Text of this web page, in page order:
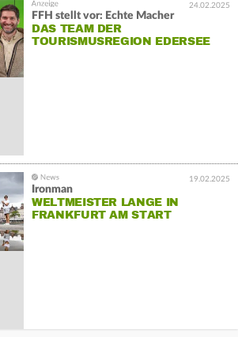
24.02.2025
FFH stellt vor: Echte Macher
DAS TEAM DER
TOURISMUSREGION EDERSEE
19.02.2025
Ironman
WELTMEISTER LANGE IN
FRANKFURT AM START